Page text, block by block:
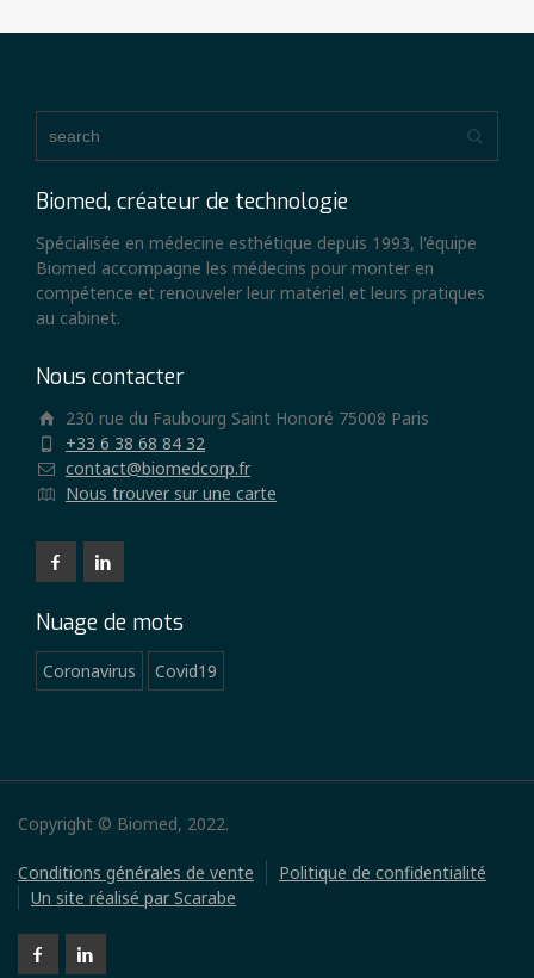
Biomed, créateur de technologie
Spécialisée en médecine esthétique depuis 1993, l'équipe
Biomed accompagne les médecins pour monter en
compétence et renouveler leur matériel et leurs pratiques
au cabinet.
Nous contacter
230 rue du Faubourg Saint Honoré 75008 Paris
+33 6 38 68 84 32
contact@biomedcorp.fr
Nous trouver sur une carte
Nuage de mots
Coronavirus Covid19
Copyright © Biomed, 2022.
Conditions générales de vente
Politique de confidentialité
Un site réalisé par Scarabe